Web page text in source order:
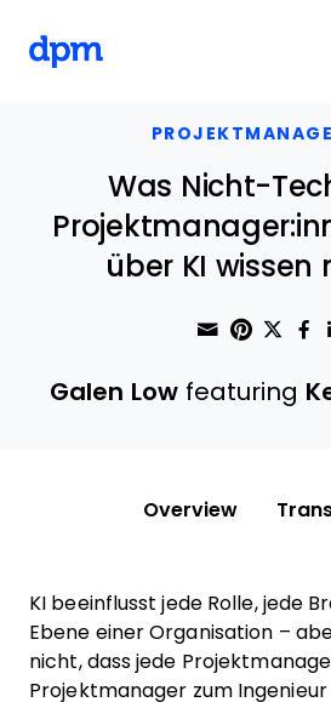
Was Nicht-
über KI wissen
Share
Print
Galen Lowfeaturing
Overview
KI beeinflusst jede Rolle, jede
Ebene einer Organisation –
nicht, dass jede
Projektmanager zum Ingenieur